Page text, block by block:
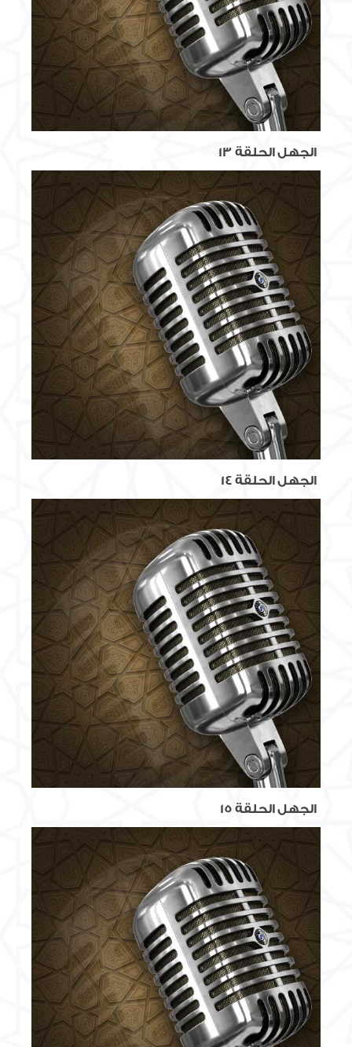
الجهل الحلقة 13
الجهل الحلقة 14
الجهل الحلقة 15